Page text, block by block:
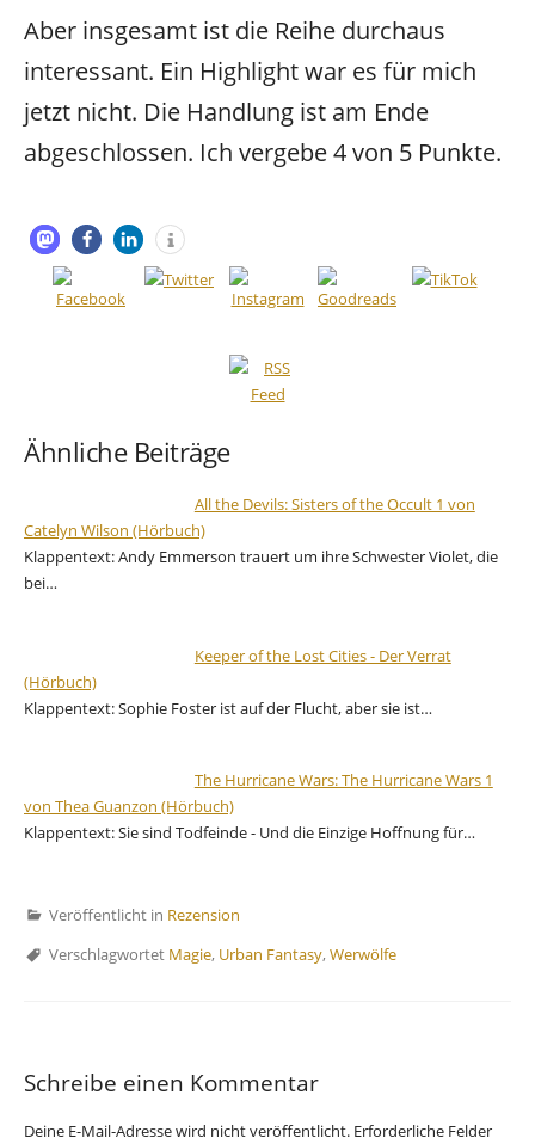
Aber insgesamt ist die Reihe durchaus
interessant. Ein Highlight war es für mich
jetzt nicht. Die Handlung ist am Ende
abgeschlossen. Ich vergebe 4 von 5 Punkte.
Ähnliche Beiträge
All the Devils: Sisters of the Occult 1 von
Catelyn Wilson (Hörbuch)
Klappentext: Andy Emmerson trauert um ihre Schwester Violet, die
bei…
Keeper of the Lost Cities - Der Verrat
(Hörbuch)
Klappentext: Sophie Foster ist auf der Flucht, aber sie ist…
The Hurricane Wars: The Hurricane Wars 1
von Thea Guanzon (Hörbuch)
Klappentext: Sie sind Todfeinde - Und die Einzige Hoffnung für…
Veröffentlicht in Rezension
Verschlagwortet Magie, Urban Fantasy,Werwölfe
Schreibe einen Kommentar
Deine E-Mail-Adresse wird nicht veröffentlicht. Erforderliche Felder